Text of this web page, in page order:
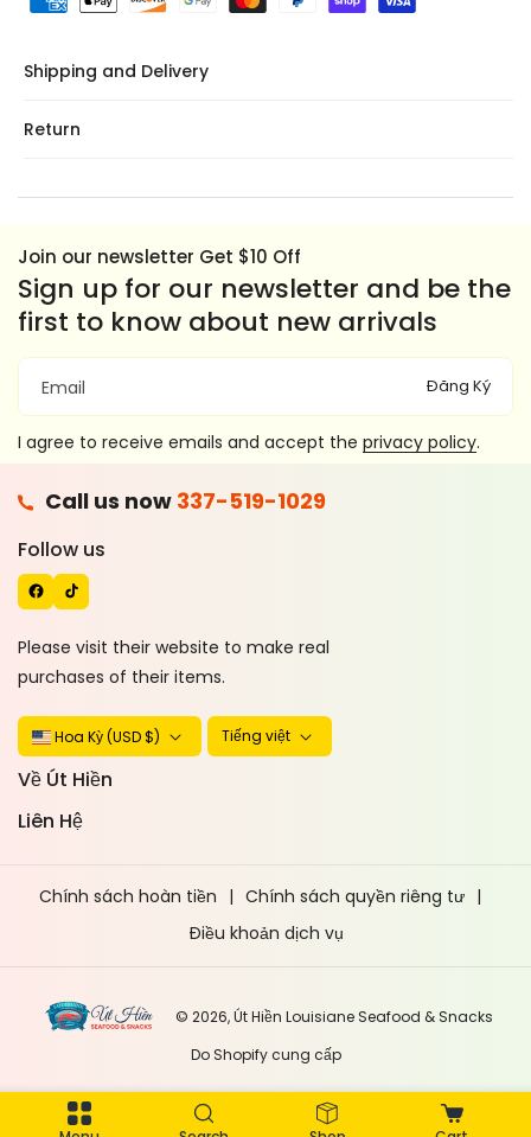
Shipping and Delivery
Return
Join our newsletter Get $10 Off
Sign up for our newsletter and be the
first to know about new arrivals
Email Đăng Ký
I agree to receive emails and accept the privacy policy.
Call us now 337-519-1029
Follow us
C
E
B
O
O
T
I
K
T
O
K
Please visit their website to make real
purchases of their items.
Hoa Kỳ (USD $) Tiếng việt
Về Út Hiền
Liên Hệ
Chính sách hoàn tiền
Chính sách quyền riêng tư
Điều khoản dịch vụ
© 2026,Út Hiền Louisiane Seafood & Snacks
Do Shopify cung cấp
P